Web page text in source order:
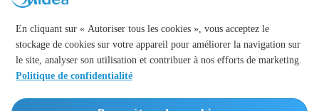
France
En cliquant sur « Autoriser tous les cookies », vous acceptez le
stockage de cookies sur votre appareil pour améliorer la navigation sur
le site, analyser son utilisation et contribuer à nos efforts de marketing.
Politique de confidentialité